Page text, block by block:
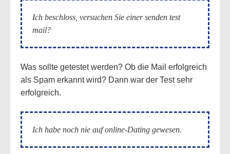
Ich beschloss, versuchen Sie einer senden test
mail?
Was sollte getestet werden? Ob die Mail erfolgreich
als Spam erkannt wird? Dann war der Test sehr
erfolgreich.
Ich habe noch nie auf online-Dating gewesen.